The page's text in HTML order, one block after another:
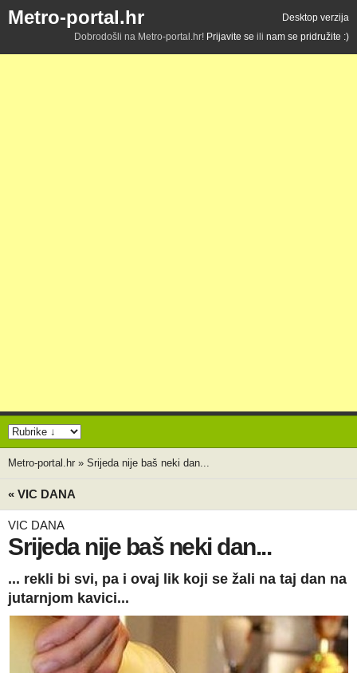
Metro-portal.hr
Desktop verzija
Dobrodošli na Metro-portal.hr! Prijavite se ili nam se pridružite :)
Metro-portal.hr » Srijeda nije baš neki dan...
« VIC DANA
VIC DANA
Srijeda nije baš neki dan...
... rekli bi svi, pa i ovaj lik koji se žali na taj dan na
jutarnjom kavici...